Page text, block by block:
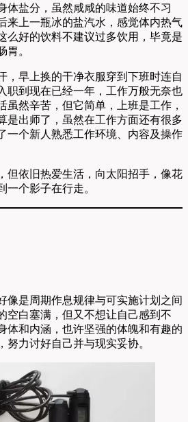
体盐分，虽然咸咸的味道始终不习
来上一瓶冰的盐汽水，感觉体内热气
么好的饮料不建议过多饮用，毕竟是
胃。
，早上换的干净衣服穿到下班时连自
职到现在已经一年，工作万般无奈也
虽然辛苦，但它简单，上班是工作，
是出师了，虽然在工作方面还有很多
一个新人熟悉工作环境、内容及操作
但依旧热爱生活，向太阳招手，像花
一个影子在行走。
像是周期作息规律与可实施计划之间
空白塞满，但又不想让自己感到不
体和内涵，也许坚强的体魄和有趣的
努力讨好自己并与现实妥协。